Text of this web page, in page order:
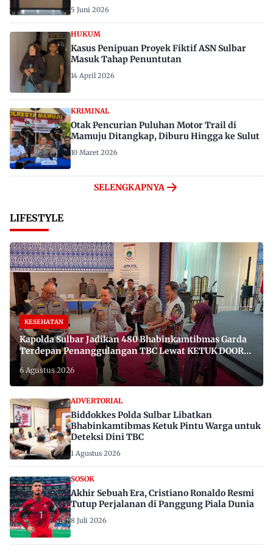
5 Juni 2026
HUKUM
Kasus Penipuan Proyek Fiktif ASN Sulbar
Masuk Tahap Penuntutan
14 April 2026
KRIMINAL
Otak Pencurian Puluhan Motor Trail di
Mamuju Ditangkap, Diburu Hingga ke Sulut
10 Maret 2026
SELENGKAPNYA
LIFESTYLE
KESEHATAN
Kapolda Sulbar Jadikan 480 Bhabinkamtibmas Garda
Terdepan Penanggulangan TBC Lewat KETUK DOORS
di 650 Desa
6 Agustus 2026
ADVERTORIAL
Biddokkes Polda Sulbar Libatkan
Bhabinkamtibmas Ketuk Pintu Warga untuk
Deteksi Dini TBC
1 Agustus 2026
SOSOK
Akhir Sebuah Era, Cristiano Ronaldo Resmi
Tutup Perjalanan di Panggung Piala Dunia
8 Juli 2026